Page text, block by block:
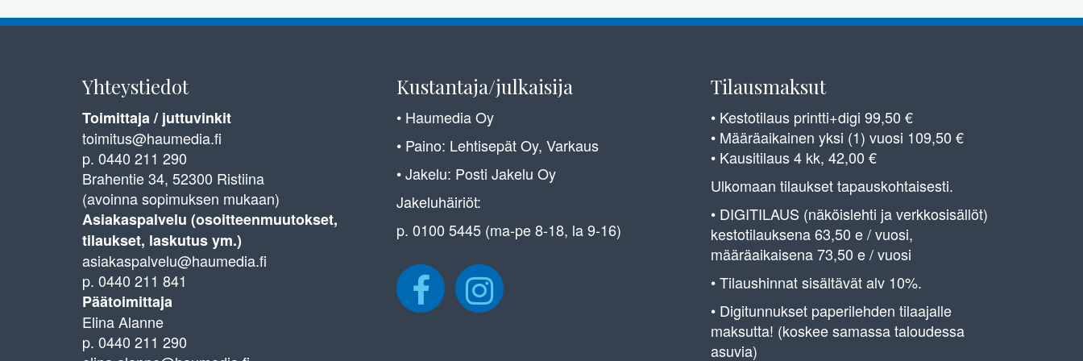
Yhteystiedot
Toimittaja / juttuvinkit
toimitus@haumedia.fi
p. 0440 211 290
Brahentie 34, 52300 Ristiina
(avoinna sopimuksen mukaan)
Asiakaspalvelu (osoitteenmuutokset,
tilaukset, laskutus ym.)
asiakaspalvelu@haumedia.fi
p. 0440 211 841
Päätoimittaja
Elina Alanne
p. 0440 211 290
Kustantaja/julkaisija
• Haumedia Oy
• Paino: Lehtisepät Oy, Varkaus
• Jakelu: Posti Jakelu Oy
Jakeluhäiriöt:
p. 0100 5445 (ma-pe 8-18, la 9-16)
Tilausmaksut
• Kestotilaus printti+digi 99,50 €
• Määräaikainen yksi (1) vuosi 109,50 €
• Kausitilaus 4 kk, 42,00 €
Ulkomaan tilaukset tapauskohtaisesti.
• DIGITILAUS (näköislehti ja verkkosisällöt)
kestotilauksena 63,50 e / vuosi,
määräaikaisena 73,50 e / vuosi
• Tilaushinnat sisältävät alv 10%.
• Digitunnukset paperilehden tilaajalle
maksutta! (koskee samassa taloudessa
asuvia)